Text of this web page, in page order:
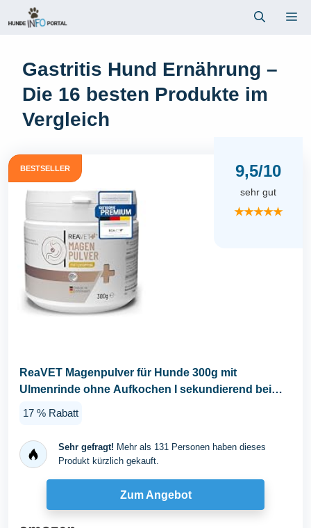
Inhalt
Gastritis Hund Ernährung –
Die 16 besten Produkte im
Vergleich
BESTSELLER 9,5/10
sehr gut
★★★★★
ReaVET Magenpulver für Hunde 300g mit
Ulmenrinde ohne Aufkochen I sekundierend bei
17 % Rabatt
Sehr gefragt! Mehr als 131 Personen haben dieses
Produkt kürzlich gekauft.
Zum Angebot